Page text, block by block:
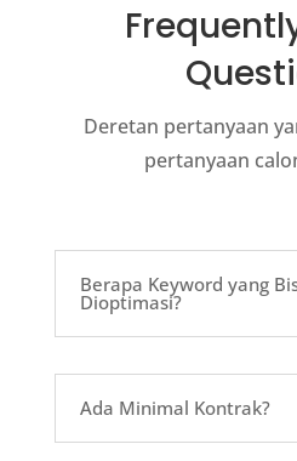
Deretan pertanyaan
pertanyaan
Berapa Keyword yang
Dioptimasi?
Ada Minimal Kontrak?